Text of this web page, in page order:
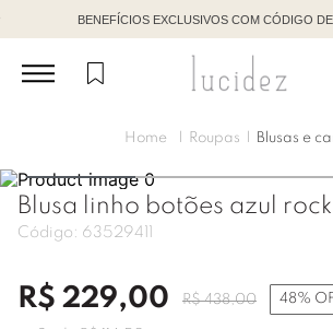
BENEFÍCIOS EXCLUSIVOS COM CÓDIGO
Roupas Blusas e
Blusa linho botões azul rock
Código: 63529411
R$ 229,00 R$ 438,00 48%